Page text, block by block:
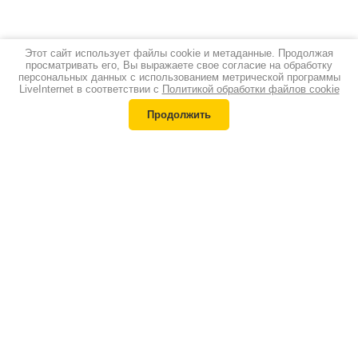
Этот сайт использует файлы cookie и метаданные. Продолжая
просматривать его, Вы выражаете свое согласие на обработку
персональных данных с использованием метрической программы
LiveInternet в соответствии с Политикой обработки файлов cookie
Продолжить